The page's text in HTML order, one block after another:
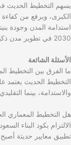
يسهم التخطيط الحديث
الكبرى، ويرفع من كفاءة
استدامة المدن وجودة
2030 في تطوير مدن ذكية ومستدامة.
الأسئلة الشائعة
ما الفرق بين التخطيط
التخطيط الحديث يعتمد
والاستدامة، بينما
هل التخطيط المعماري
الالتزام بكود البناء
تطبيق معايير حديثة